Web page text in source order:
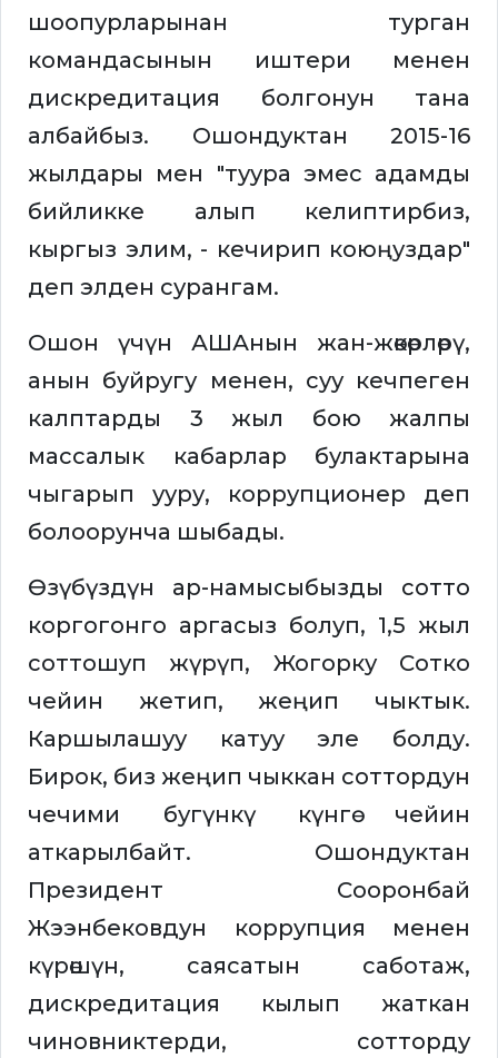
шоопурларынан турган
командасынын иштери менен
дискредитация болгонун тана
албайбыз. Ошондуктан 2015-16
жылдары мен "туура эмес адамды
бийликке алып келиптирбиз,
кыргыз элим, - кечирип коюңуздар"
деп элден сурангам.
Ошон үчүн АШАнын жан-жөкөрлөрү,
анын буйругу менен, суу кечпеген
калптарды 3 жыл бою жалпы
массалык кабарлар булактарына
чыгарып ууру, коррупционер деп
болоорунча шыбады.
Өзүбүздүн ар-намысыбызды сотто
коргогонго аргасыз болуп, 1,5 жыл
соттошуп жүрүп, Жогорку Сотко
чейин жетип, жеңип чыктык.
Каршылашуу катуу эле болду.
Бирок, биз жеңип чыккан соттордун
чечими бугүнкү күнгө чейин
аткарылбайт. Ошондуктан
Президент Сооронбай
Жээнбековдун коррупция менен
күрөшүн, саясатын саботаж,
дискредитация кылып жаткан
чиновниктерди, сотторду